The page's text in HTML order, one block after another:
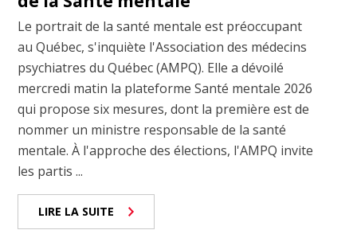
Le portrait de la santé mentale est préoccupant
au Québec, s'inquiète l'Association des médecins
psychiatres du Québec (AMPQ). Elle a dévoilé
mercredi matin la plateforme Santé mentale 2026
qui propose six mesures, dont la première est de
nommer un ministre responsable de la santé
mentale. À l'approche des élections, l'AMPQ invite
les partis ...
LIRE LA SUITE